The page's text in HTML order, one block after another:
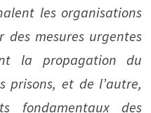
les organisations
des mesures urgentes
la propagation du
prisons, et de l’autre,
fondamentaux des